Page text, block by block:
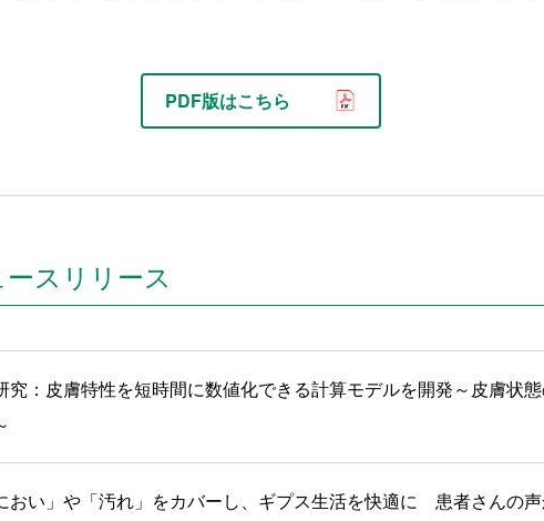
PDF版はこちら
スリリース
究：皮膚特性を短時間に数値化できる計算モデルを開発～皮膚状
おい」や「汚れ」をカバーし、ギプス生活を快適に 患者さんの